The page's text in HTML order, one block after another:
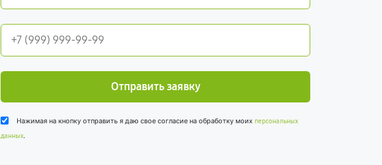
Отправить заявку
Нажимая на кнопку отправить я даю свое согласие на обработку моих персональных
данных.